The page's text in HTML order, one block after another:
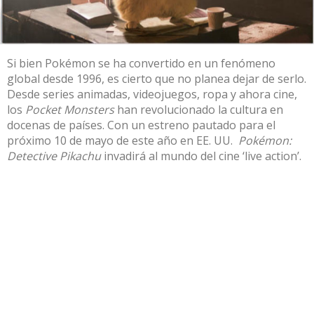
Si bien Pokémon se ha convertido en un fenómeno
global desde 1996, es cierto que no planea dejar de serlo.
Desde series animadas, videojuegos, ropa y ahora cine,
los Pocket Monstershan revolucionado la cultura en
docenas de países. Con un estreno pautado para el
próximo 10 de mayo de este año en EE. UU. Pokémon:
Detective Pikachuinvadirá al mundo del cine ‘live action’.